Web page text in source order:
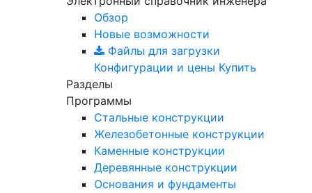
Обзор
Новые возможности
Файлы для загрузки
Конфигурации и цены Купить
Разделы
Программы
Стальные конструкции
Железобетонные конструкции
Каменные конструкции
Деревянные конструкции
Основания и фундаменты